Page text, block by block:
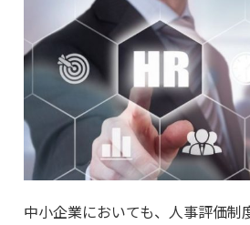
中小企業においても、人事評価制